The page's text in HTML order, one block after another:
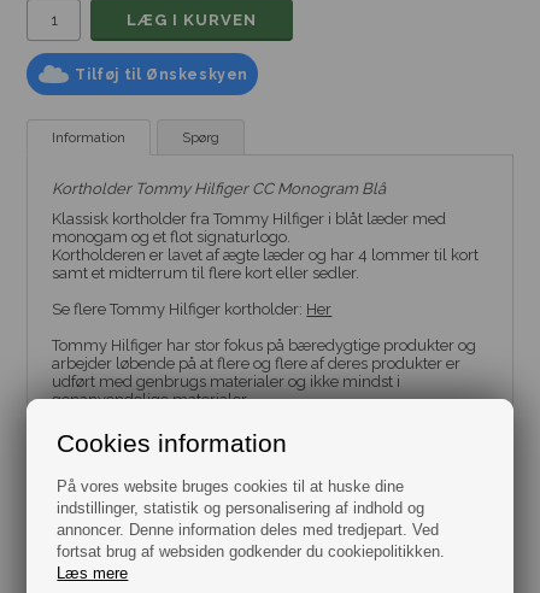
Cookies information
På vores website bruges cookies til at huske dine
indstillinger, statistik og personalisering af indhold og
annoncer. Denne information deles med tredjepart. Ved
fortsat brug af websiden godkender du cookiepolitikken.
Læs mere
Tilføj til Ønskeskyen
Information Spørg
Kortholder Tommy Hilfiger CC Monogram Blå
Klassisk kortholder fra Tommy Hilfiger i blåt læder med
monogam og et flot signaturlogo.
Kortholderen er lavet af ægte læder og har 4 lommer til kort
samt et midterrum til flere kort eller sedler.
Se flere Tommy Hilfiger kortholder: Her
Tommy Hilfiger har stor fokus på bæredygtige produkter og
arbejder løbende på at flere og flere af deres produkter er
udført med genbrugs materialer og ikke mindst i
genanvendelige materialer.
TOMMY HILFIGER af en af verdens førende designere og
har i mere end 25 år har givet os klassisk, cool, amerikansk
frisk udtryk, og hans stilsikre smag har dannet grundlag for
mærkets vækst. Den unge og afslappede attitude som hans
første kollektion bar præg af, har lige siden været Tommy
Hilfiger’s varemærke.
Mål. B. 10,3 cm, H. 7,6 cm